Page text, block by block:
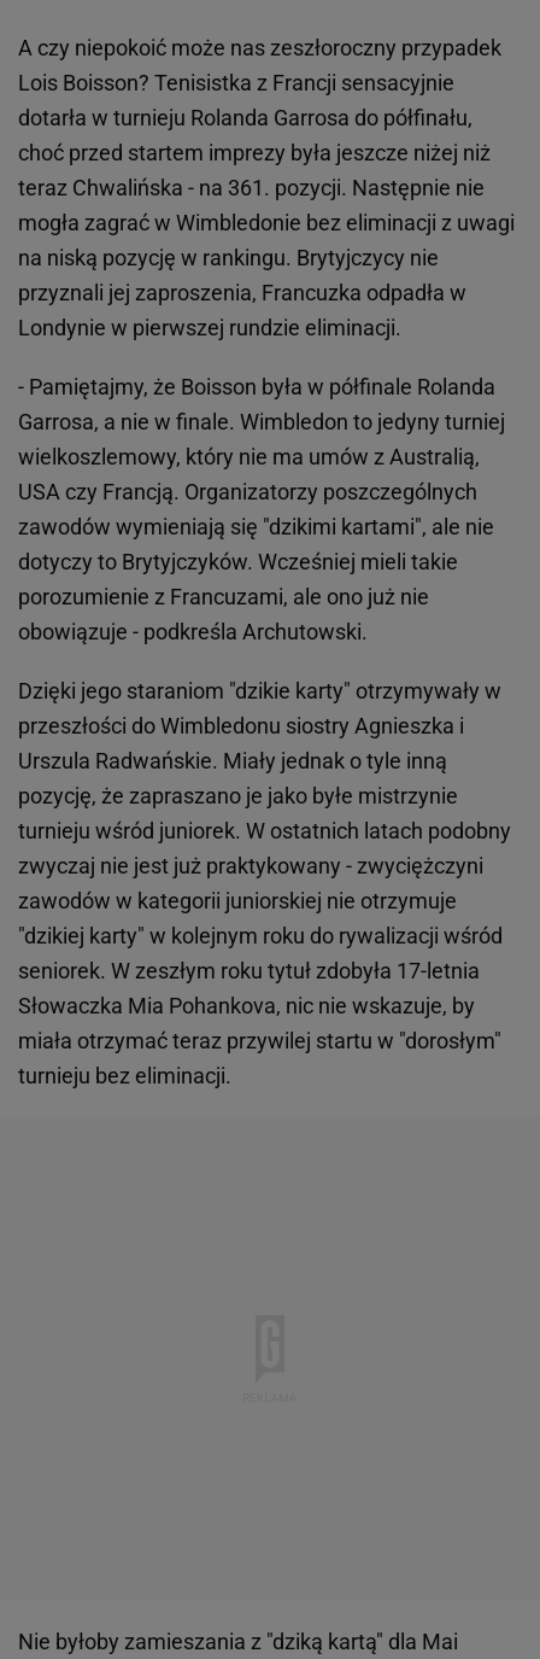
A czy niepokoić może nas zeszłoroczny przypadek
Lois Boisson? Tenisistka z Francji sensacyjnie
dotarła w turnieju Rolanda Garrosa do półfinału,
choć przed startem imprezy była jeszcze niżej niż
teraz Chwalińska - na 361. pozycji. Następnie nie
mogła zagrać w Wimbledonie bez eliminacji z uwagi
na niską pozycję w rankingu. Brytyjczycy nie
przyznali jej zaproszenia, Francuzka odpadła w
Londynie w pierwszej rundzie eliminacji.
- Pamiętajmy, że Boisson była w półfinale Rolanda
Garrosa, a nie w finale. Wimbledon to jedyny turniej
wielkoszlemowy, który nie ma umów z Australią,
USA czy Francją. Organizatorzy poszczególnych
zawodów wymieniają się "dzikimi kartami", ale nie
dotyczy to Brytyjczyków. Wcześniej mieli takie
porozumienie z Francuzami, ale ono już nie
obowiązuje - podkreśla Archutowski.
Dzięki jego staraniom "dzikie karty" otrzymywały w
przeszłości do Wimbledonu siostry Agnieszka i
Urszula Radwańskie. Miały jednak o tyle inną
pozycję, że zapraszano je jako byłe mistrzynie
turnieju wśród juniorek. W ostatnich latach podobny
zwyczaj nie jest już praktykowany - zwyciężczyni
zawodów w kategorii juniorskiej nie otrzymuje
"dzikiej karty" w kolejnym roku do rywalizacji wśród
seniorek. W zeszłym roku tytuł zdobyła 17-letnia
Słowaczka Mia Pohankova, nic nie wskazuje, by
miała otrzymać teraz przywilej startu w "dorosłym"
turnieju bez eliminacji.
Nie byłoby zamieszania z "dziką kartą" dla Mai